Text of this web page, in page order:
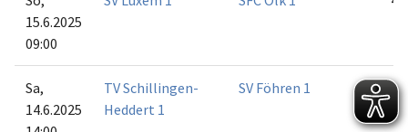
15.6.2025
09:00
Sa,
14.6.2025
TV Schillingen-
Heddert 1
SV Föhren 1 6:0